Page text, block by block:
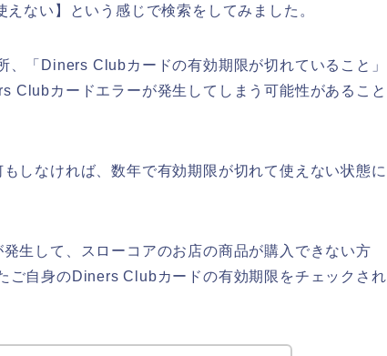
ない】という感じで検索をしてみました。
、「Diners Clubカードの有効期限が切れていること」
Clubカードエラーが発生してしまう可能性があること
しなければ、数年で有効期限が切れて使えない状態に
生して、スローコアのお店の商品が購入できない方
ご自身のDiners Clubカードの有効期限をチェックされ